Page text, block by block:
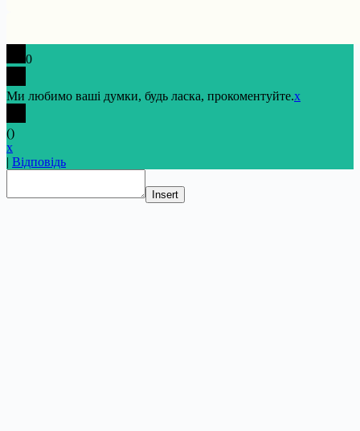
0
Ми любимо ваші думки, будь ласка, прокоментуйте.x
()
x
| Відповідь
Insert